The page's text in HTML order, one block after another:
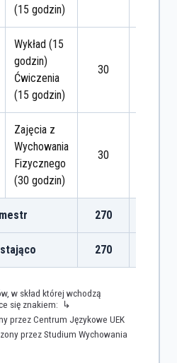
(15 godzin)
Wykład (15
godzin)
Ćwiczenia
(15 godzin)
30
Zajęcia z
Wychowania
Fizycznego
(30 godzin)
30
270
270
w skład której wchodzą
się znakiem: ↳
przez Centrum Językowe UEK
przez Studium Wychowania